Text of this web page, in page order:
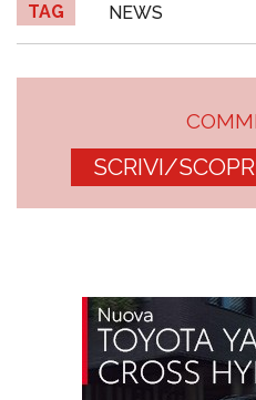
TAG NEWS
SCRIVI/